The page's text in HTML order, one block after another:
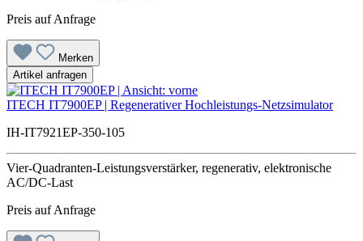
Preis auf Anfrage
Merken
Artikel anfragen
ITECH IT7900EP | Regenerativer Hochleistungs-Netzsimulator
IH-IT7921EP-350-105
Vier-Quadranten-Leistungsverstärker, regenerativ, elektronische
AC/DC-Last
Preis auf Anfrage